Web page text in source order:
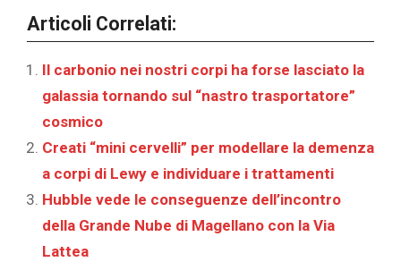
Articoli Correlati:
Il carbonio nei nostri corpi ha forse lasciato la
galassia tornando sul “nastro trasportatore”
cosmico
Creati “mini cervelli” per modellare la demenza
a corpi di Lewy e individuare i trattamenti
Hubble vede le conseguenze dell’incontro
della Grande Nube di Magellano con la Via
Lattea